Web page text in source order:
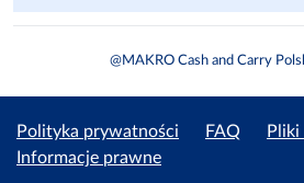
@MAKRO Cash and Carry
Polityka prywatności FAQ
Pliki
Informacje prawne